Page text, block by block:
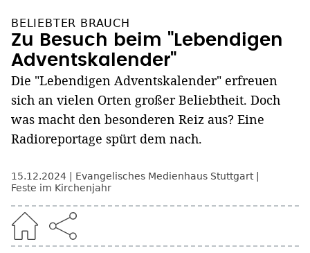
BELIEBTER BRAUCH
Zu Besuch beim "Lebendigen
Adventskalender"
Die "Lebendigen Adventskalender" erfreuen
sich an vielen Orten großer Beliebtheit. Doch
was macht den besonderen Reiz aus? Eine
Radioreportage spürt dem nach.
15.12.2024
Evangelisches Medienhaus Stuttgart
Feste im Kirchenjahr